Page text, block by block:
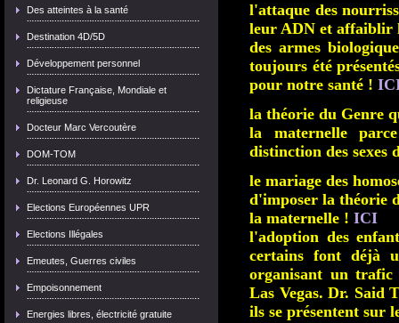
Des atteintes à la santé
Destination 4D/5D
Développement personnel
Dictature Française, Mondiale et
religieuse
Docteur Marc Vercoutère
DOM-TOM
Dr. Leonard G. Horowitz
Elections Européennes UPR
Elections Illégales
Emeutes, Guerres civiles
Empoisonnement
Energies libres, électricité gratuite
l'attaque des
leur ADN et affaiblir
des armes
toujours été
pour notre santé !
la théorie du Genre
la maternelle
distinction des sexes
le mariage des
d'imposer la théorie
la maternelle ! ICI
l'adoption des
certains font déjà
organisant un
Las Vegas. Dr. Said
ils se présentent sur